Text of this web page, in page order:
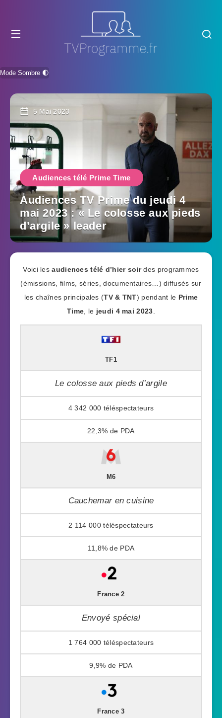
Mode Sombre 🌓
5 Mai 2023
Audiences télé Prime Time
Audiences TV Prime du jeudi 4
mai 2023 : « Le colosse aux pieds
d’argile » leader
Voici lesaudiences télé d’hier soirdes programmes
(émissions, films, séries, documentaires…) diffusés sur
les chaînes principales (TV & TNT) pendant le Prime
Time , le jeudi 4 mai 2023
TF1
Le colosse aux pieds d’argile
4 342 000
22,3%
M6
Cauchemar en cuisine
2 114 000
11,8%
France 2
Envoyé spécial
1 764 000
9,9%
France 3